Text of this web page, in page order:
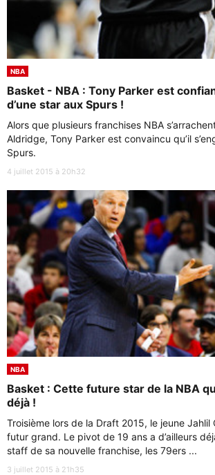
NBA
Basket - NBA : Tony Parker est
d’une star aux Spurs !
Alors que plusieurs franchises NBA
Aldridge, Tony Parker est convaincu qu’il
Spurs.
4 juillet 2015 à 20h32
NBA
Basket : Cette future star de la NBA
déjà !
Troisième lors de la Draft 2015, le jeune Jahlil
futur grand. Le pivot de 19 ans a d’ailleurs
staff de sa nouvelle franchise, les 79ers ...
3 juillet 2015 à 21h35